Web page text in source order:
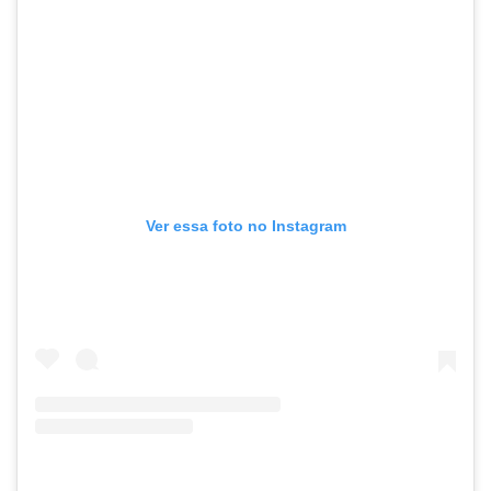
Ver essa foto no Instagram